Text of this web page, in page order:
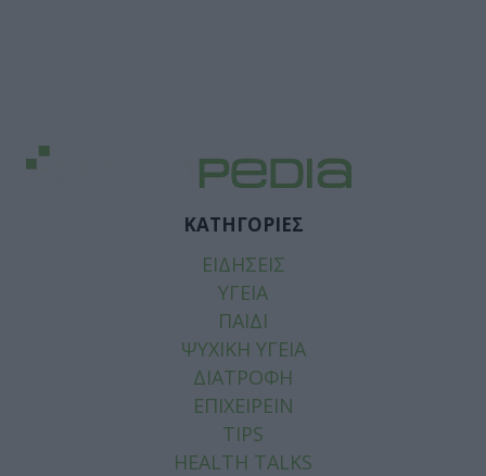
ΚΑΤΗΓΟΡΙΕΣ
ΕΙΔΗΣΕΙΣ
ΥΓΕΙΑ
ΠΑΙΔΙ
ΨΥΧΙΚΗ ΥΓΕΙΑ
ΔΙΑΤΡΟΦΗ
ΕΠΙΧΕΙΡΕΙΝ
TIPS
HEALTH TALKS